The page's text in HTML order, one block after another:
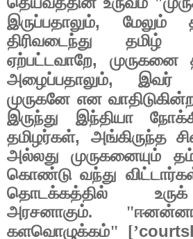
இருப்பதாலும், மேலும்
திரிவடைந்து
ஏற்பட்டவாறே, முருகனை
அழைப்பதாலும், இவர்
முருகனே என
இருந்து இந்தியா
தமிழர்கள், அங்கிருந்த
அல்லது முருகனையும்
கொண்டு வந்து
தொடக்கத்தில்
அரசனாகும். "ஈனன்னா
களவொழுக்கம்" [’